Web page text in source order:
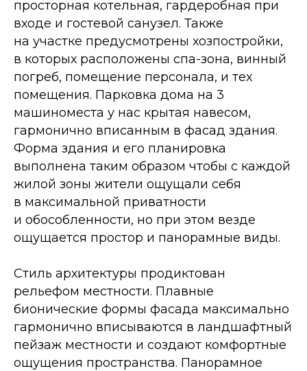
просторная котельная, гардеробная при
входе и гостевой санузел. Также
на участке предусмотрены хозпостройки,
в которых расположены спа-зона, винный
погреб, помещение персонала, и тех
помещения. Парковка дома на 3
машиноместа у нас крытая навесом,
гармонично вписанным в фасад здания.
Форма здания и его планировка
выполнена таким образом чтобы с каждой
жилой зоны жители ощущали себя
в максимальной приватности
и обособленности, но при этом везде
ощущается простор и панорамные виды.
Стиль архитектуры продиктован
рельефом местности. Плавные
бионические формы фасада максимально
гармонично вписываются в ландшафтный
пейзаж местности и создают комфортные
ощущения пространства. Панорамное